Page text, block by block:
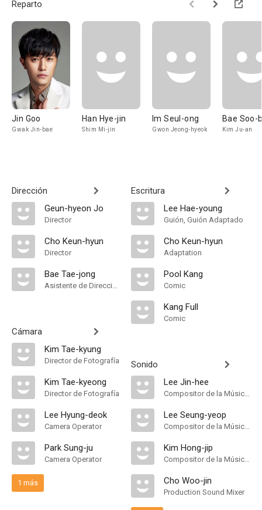
Reparto
Jin Goo
Gwak Jin-bae
Han Hye-jin
Shim Mi-jin
Im Seul-ong
Gwon Jeong-hyeok
Bae Soo-
Kim Ju-an
Dirección
Geun-hyeon Jo
Director
Cho Keun-hyun
Director
Bae Tae-jong
Asistente de Dirección
Cámara
Kim Tae-kyung
Director de Fotografía
Kim Tae-kyeong
Director de Fotografía
Lee Hyung-deok
Camera Operator
Park Sung-ju
Camera Operator
1 más
Escritura
Lee Hae-young
Guión, Guión Adaptado
Cho Keun-hyun
Adaptation
Pool Kang
Comic
Kang Full
Comic
Sonido
Lee Jin-hee
Compositor de la Música Original
Lee Seung-yeop
Compositor de la Música Original
Kim Hong-jip
Compositor de la Música Original
Cho Woo-jin
Production Sound Mixer